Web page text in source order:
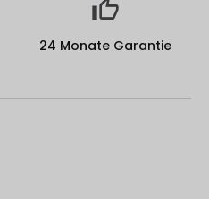
24 Monate Garantie